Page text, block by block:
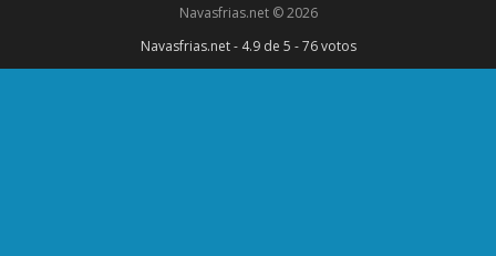
Navasfrias.net © 2026
Navasfrias.net- 4.9de 5 -76votos